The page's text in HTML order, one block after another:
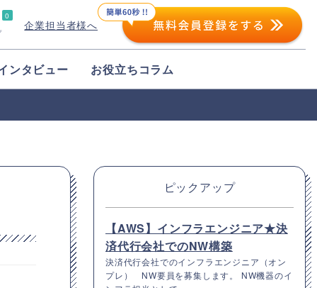
0
企業担当者様へ
ンタビュー お役立ちコラム
ピックアップ
【AWS】インフラエンジニア★決
済代行会社でのNW構築
決済代行会社でのインフラエンジニア（オン
プレ） NW要員を募集します。 NW機器のイ